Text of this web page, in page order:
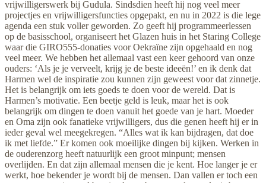
vrijwilligerswerk bij Gudula. Sindsdien heeft hij nog veel meer
projectjes en vrijwilligersfuncties opgepakt, en nu in 2022 is die lege
agenda een stuk voller geworden. Zo geeft hij programmeerlessen
op de basisschool, organiseert het Glazen huis in het Staring College
waar die GIRO555-donaties voor Oekraïne zijn opgehaald en nog
veel meer. We hebben het allemaal vast een keer gehoord van onze
ouders: ‘Als je je verveelt, krijg je de beste ideeën!’ en ik denk dat
Harmen wel de inspiratie zou kunnen zijn geweest voor dat zinnetje.
Het is belangrijk om iets goeds te doen voor de wereld. Dat is
Harmen’s motivatie. Een beetje geld is leuk, maar het is ook
belangrijk om dingen te doen vanuit het goede van je hart. Moeder
en Oma zijn ook fanatieke vrijwilligers, dus die genen heeft hij er in
ieder geval wel meegekregen. “Alles wat ik kan bijdragen, dat doe
ik met liefde.” Er komen ook moeilijke dingen bij kijken. Werken in
de ouderenzorg heeft natuurlijk een groot minpunt; mensen
overlijden. En dat zijn allemaal mensen die je kent. Hoe langer je er
werkt, hoe bekender je wordt bij de mensen. Dan vallen er toch een